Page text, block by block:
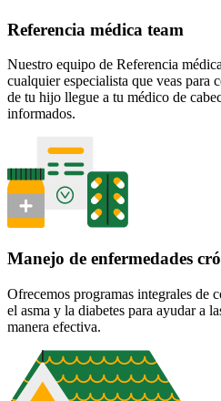
Referencia médica team
Nuestro equipo de Referencia
cualquier especialista que veas para
de tu hijo llegue a tu médico de
informados.
Manejo de enfermedades
Ofrecemos programas integrales de
el asma y la diabetes para ayudar a
manera efectiva.